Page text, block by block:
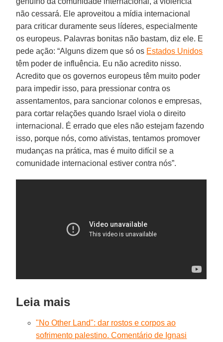
não cessará. Ele aproveitou a mídia internacional
para criticar duramente seus líderes, especialmente
os europeus. Palavras bonitas não bastam, diz ele. E
pede ação: “Alguns dizem que só os Estados Unidos
têm poder de influência. Eu não acredito nisso.
Acredito que os governos europeus têm muito poder
para impedir isso, para pressionar contra os
assentamentos, para sancionar colonos e empresas,
para cortar relações quando Israel viola o direito
internacional. É errado que eles não estejam fazendo
isso, porque nós, como ativistas, tentamos promover
mudanças na prática, mas é muito difícil se a
comunidade internacional estiver contra nós”.
Leia mais
"No Other Land": dar rostos e corpos ao
sofrimento palestino. Comentário de Ignasi